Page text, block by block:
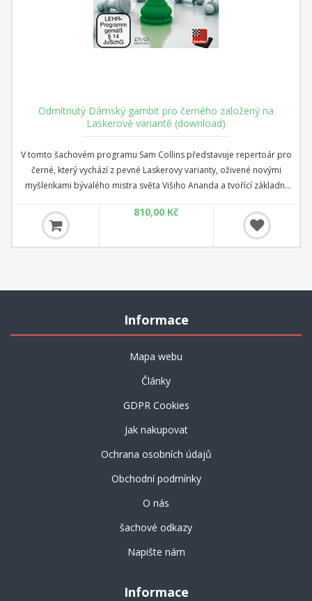
Odmítnutý Dámský gambit pro černého založený na
Laskerově variantě (download)
V tomto šachovém programu Sam Collins představuje repertoár pro
černé, který vychází z pevné Laskerovy varianty, oživené novými
myšlenkami bývalého mistra světa Višiho Ananda a tvořící základní
Katalánské jsou zde zahrnuty všechny významné varianty po 1.d4 d5
2.c4 e6, včetně odchylek bílého s Bxf6 a Bf4 a kritické výměnné
varianty
810,00 Kč
Informace
Mapa webu
Články
GDPR Cookies
Jak nakupovat
Ochrana osobních údajů
Obchodní podmínky
O nás
šachové odkazy
Napište nám
Informace